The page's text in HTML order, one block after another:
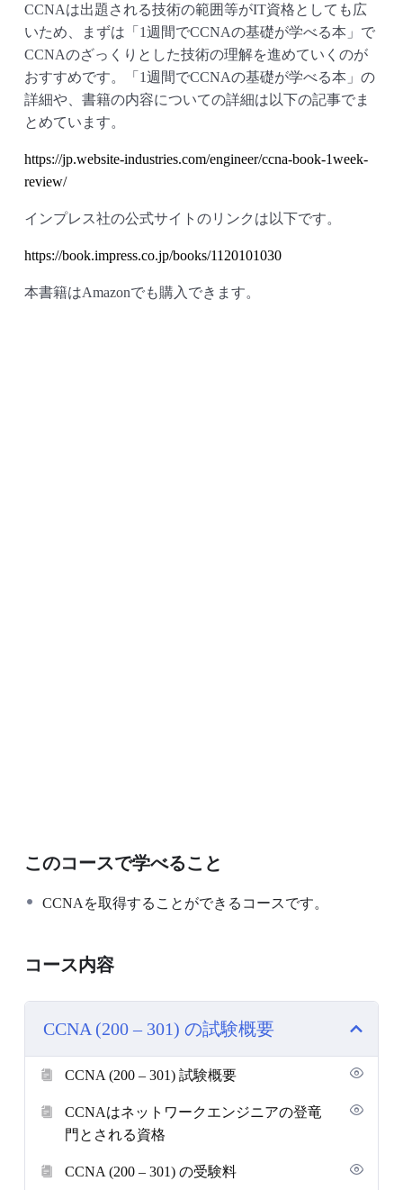
CCNAは出題される技術の範囲等がIT資格としても広
いため、まずは「1週間でCCNAの基礎が学べる本」で
CCNAのざっくりとした技術の理解を進めていくのが
おすすめです。「1週間でCCNAの基礎が学べる本」の
詳細や、書籍の内容についての詳細は以下の記事でま
とめています。
https://jp.website-industries.com/engineer/ccna-book-1week-
review/
インプレス社の公式サイトのリンクは以下です。
https://book.impress.co.jp/books/1120101030
本書籍はAmazonでも購入できます。
このコースで学べること
CCNAを取得することができるコースです。
コース内容
CCNA (200 – 301) の試験概要
CCNA (200 – 301) 試験概要
CCNAはネットワークエンジニアの登竜
門とされる資格
CCNA (200 – 301) の受験料